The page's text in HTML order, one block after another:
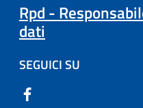
Rpd -
dati
SEGUICI SU